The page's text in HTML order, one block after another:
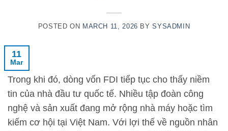
POSTED ON MARCH 11, 2026 BYSYSADMIN
11
Mar
Trong khi đó, dòng vốn FDI tiếp tục cho thấy niềm
tin của nhà đầu tư quốc tế. Nhiều tập đoàn công
nghệ và sản xuất đang mở rộng nhà máy hoặc tìm
kiếm cơ hội tại Việt Nam. Với lợi thế về nguồn nhân